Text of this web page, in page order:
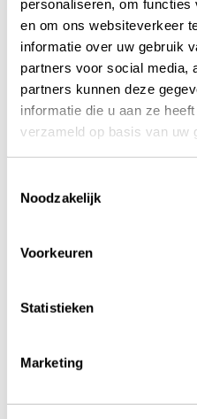
personaliseren, om
en om ons websiteverkeer
informatie over uw gebruik
partners voor social media,
partners kunnen deze
informatie die u aan ze
verzameld op basis van uw
Noodzakelijk
Voorkeuren
Statistieken
Marketing
€21,00
€14,95
-29%
SALE
Golfhandtuch - Rot Weiß
Originelles Golfhandtuch mit
lustigem Text, hergestellt aus
(500 Gramm / M2). Schön für